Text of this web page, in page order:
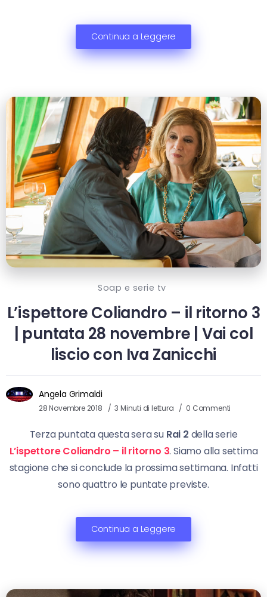
Continua a Leggere
Soap e serie tv
L’ispettore Coliandro – il ritorno 3
| puntata 28 novembre | Vai col
liscio con Iva Zanicchi
Angela Grimaldi
28 Novembre 2018 3 Minuti di lettura 0 Commenti
Terza puntata questa sera su Rai 2 della serie
L’ispettore Coliandro – il ritorno 3. Siamo alla settima
stagione che si conclude la prossima settimana. Infatti
sono quattro le puntate previste.
Continua a Leggere